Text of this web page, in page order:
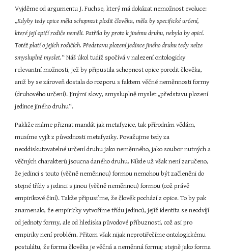
Vyjděme od argumentu J. Fuchse, který má dokázat nemožnost evoluce:
„Kdyby tedy opice měla schopnost plodit člověka, měla by specifické určení,
které její opičí rodiče neměli. Patřila by proto k jinému druhu, nebyla by opicí.
Totéž platí o jejích rodičích. Představu plození jedince jiného druhu tedy nelze
smysluplně myslet.“ Náš úkol tudíž spočívá v nalezení ontologicky
relevantní možnosti, jež by připustila schopnost opice porodit člověka,
aniž by se zároveň dostala do rozporu s faktem věčné neměnnosti formy
(druhového určení). Jinými slovy, smysluplně myslet „představu plození
jedince jiného druhu“.
Pakliže máme přiznat mandát jak metafyzice, tak přírodním vědám,
musíme vyjít z původnosti metafyziky. Považujme tedy za
neoddiskutovatelné určení druhu jako neměnného, jako soubor nutných a
věčných charakterů jsoucna daného druhu. Nikde už však není zaručeno,
že jedinci s touto (věčně neměnnou) formou nemohou být začleněni do
stejné třídy s jedinci s jinou (věčně neměnnou) formou (což právě
empirikové činí). Takže připusťme, že člověk pochází z opice. To by pak
znamenalo, že empiricky vytvoříme třídu jedinců, jejíž identita se neodvíjí
od jednoty formy, ale od hlediska původové příbuznosti, což asi pro
empiriky není problém. Přitom však nijak neprotiřečíme ontologickému
postulátu, že forma člověka je věčná a neměnná forma; stejně jako forma